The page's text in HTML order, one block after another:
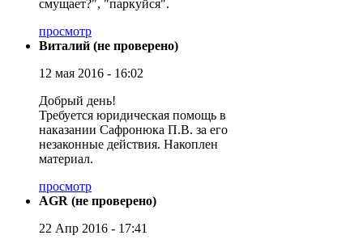
смущает?", "паркуйся".
просмотр
Виталий (не проверено)
12 мая 2016 - 16:02
Добрый день!
Требуется юридическая помощь в
наказании Сафронюка П.В. за его
незаконные действия. Накоплен
материал.
просмотр
AGR (не проверено)
22 Апр 2016 - 17:41